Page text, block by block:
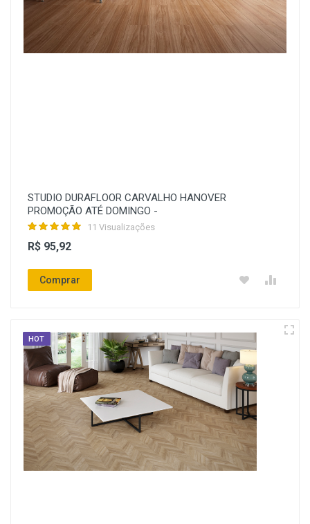
STUDIO DURAFLOOR CARVALHO HANOVER
PROMOÇÃO ATÉ DOMINGO -
11 Visualizações
R$ 95,92
Comprar
HOT